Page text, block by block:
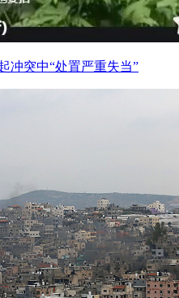
冲突中“处置严重失当”